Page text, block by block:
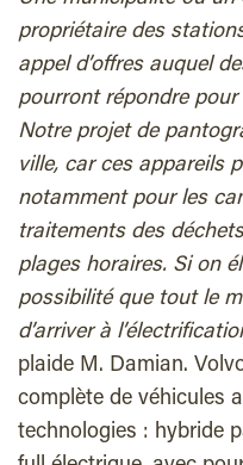
propriétaire des
appel d’offres auquel
pourront répondre
Notre projet de
ville, car ces appareils
notamment pour les
traitements des
plages horaires. Si on
possibilité que tout le
d’arriver à
plaide M. Damian.
complète de véhicules
technologies : hybride